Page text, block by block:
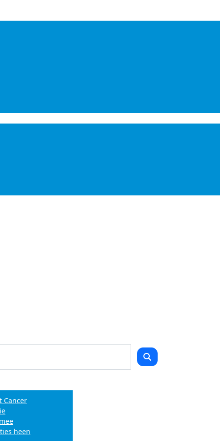
Cancer
heen